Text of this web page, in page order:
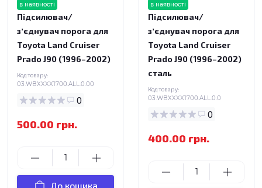
в наявності
Підсилювач/
зʼєднувач порога для
Toyota Land Cruiser
Prado J90 (1996–2002)
Код товару:
03.WBXXXX1700.ALL.0.00
0
500.00 грн.
До кошика
в наявності
Підсилювач/
зʼєднувач порога для
Toyota Land Cruiser
Prado J90 (1996–2002)
сталь
Код товару:
03.WBXXXX1700.ALL.0.0
0
400.00 грн.